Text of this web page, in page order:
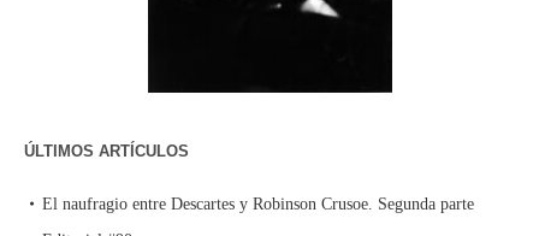
ÚLTIMOS ARTÍCULOS
El naufragio entre Descartes y Robinson Crusoe. Segunda parte